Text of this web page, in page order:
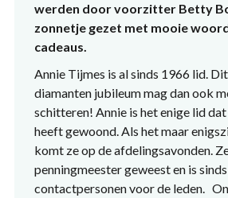
werden door voorzitter Betty
zonnetje gezet met mooie
cadeaus.
Annie Tijmes is al sinds 1966 lid.
diamanten jubileum mag dan ook
schitteren! Annie is het enige lid
heeft gewoond. Als het maar
komt ze op de afdelingsavonden.
penningmeester geweest en is
contactpersonen voor de leden.